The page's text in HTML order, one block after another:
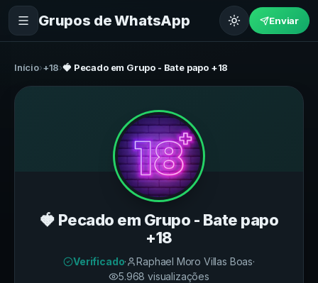
Grupos de WhatsApp Enviar
Início›+18›🍓 Pecado em Grupo - Bate papo +18
🍓 Pecado em Grupo - Bate papo
+18
Verificado· Raphael Moro Villas Boas·
5.968 visualizações